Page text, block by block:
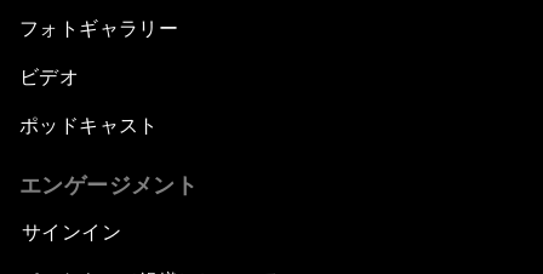
フォトギャラリー
ビデオ
ポッドキャスト
エンゲージメント
サインイン